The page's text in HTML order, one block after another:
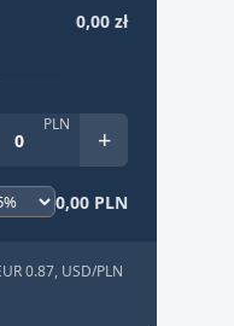
0,00 zł
PLN +
0,00 PLN
0.87, USD/PLN